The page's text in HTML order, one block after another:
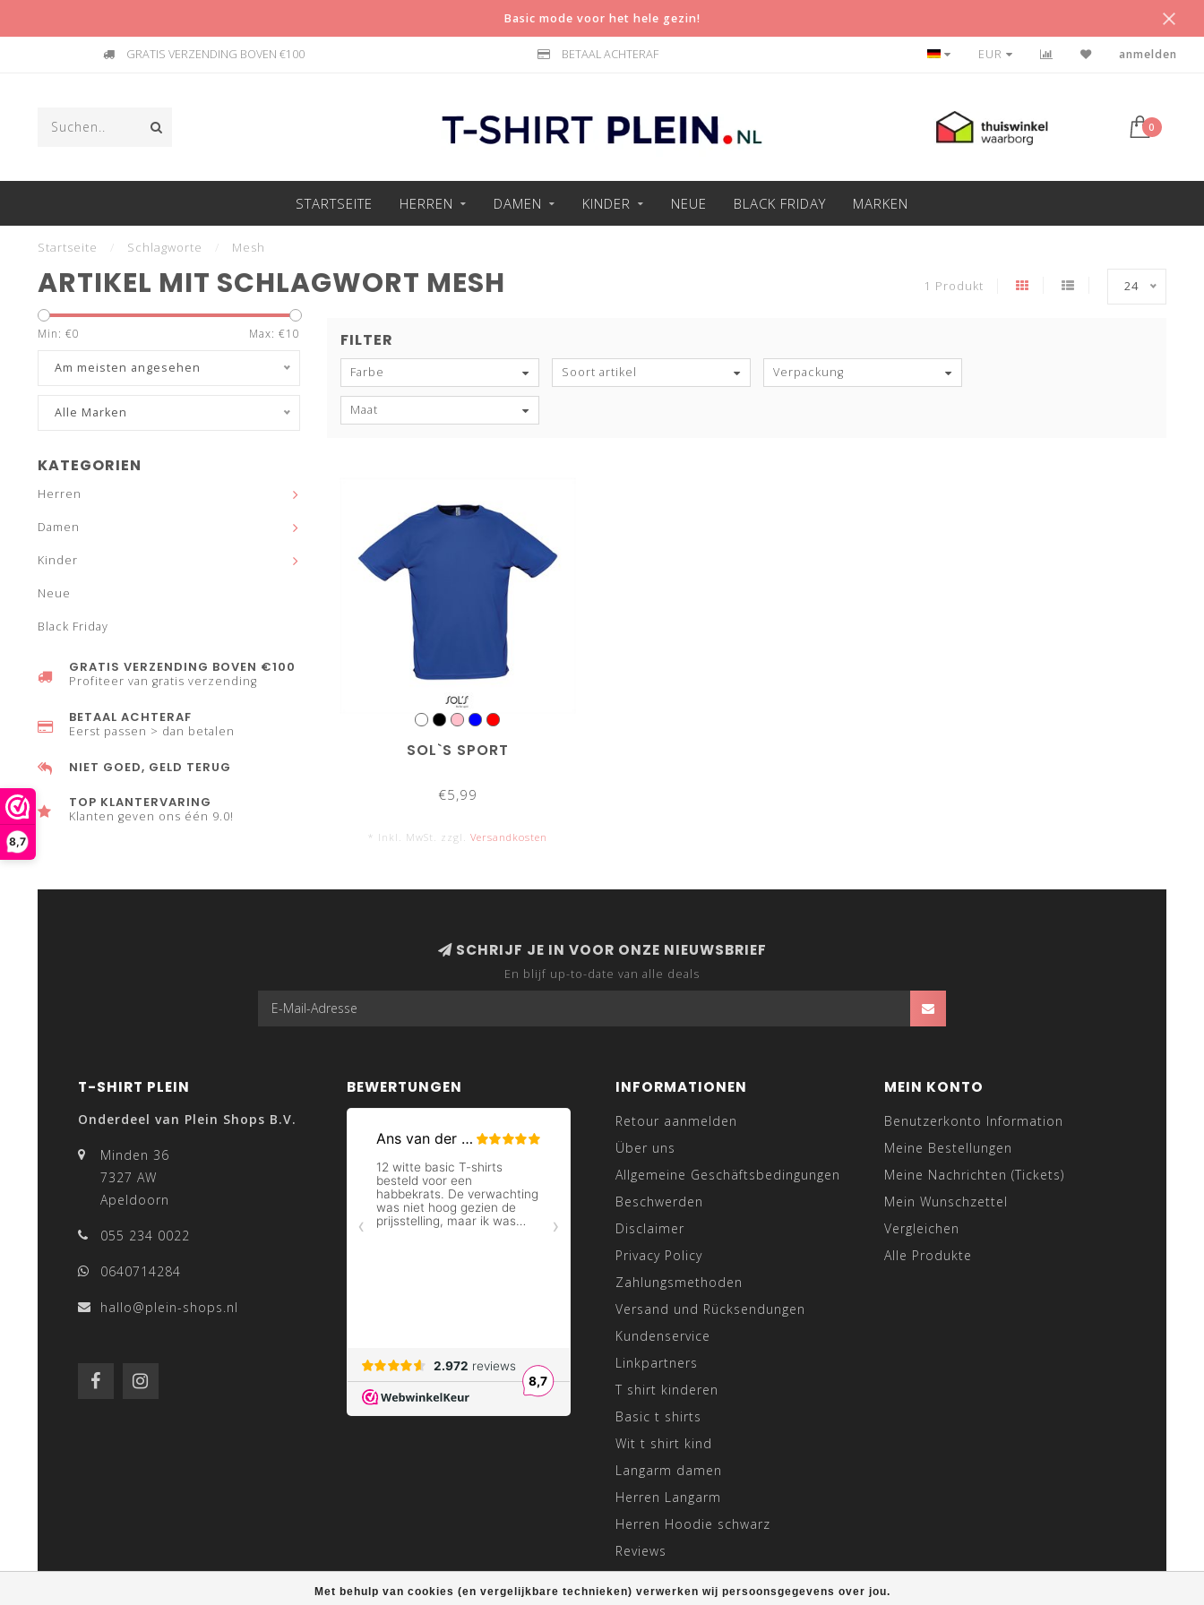
8,7
Basic mode voor het hele gezin!
GRATIS VERZENDING BOVEN €100 BETAAL ACHTERAF VEEL SHIRTS VOOR WEINIG GELD
EUR anmelden
0
STARTSEITE HERREN DAMEN KINDER NEUE BLACK FRIDAY MARKEN
Startseite Schlagworte Mesh
ARTIKEL MIT SCHLAGWORT MESH 1 Produkt 24
Min: €0 Max: €10
Am meisten angesehen
Alle Marken
KATEGORIEN
Herren
Damen
Kinder
Neue
Black Friday
GRATIS VERZENDING BOVEN €100
Profiteer van gratis verzending
BETAAL ACHTERAF
Eerst passen > dan betalen
NIET GOED, GELD TERUG
TOP KLANTERVARING
Klanten geven ons één 9.0!
FILTER
Farbe Soort artikel Verpackung
Maat
SOL`S SPORT
€5,99
* Inkl. MwSt. zzgl.Versandkosten
Met behulp van cookies (en vergelijkbare technieken) verwerken wij persoonsgegevens over jou.
SCHRIJF JE IN VOOR ONZE NIEUWSBRIEF
En blijf up-to-date van alle deals
T-SHIRT PLEIN
Onderdeel van Plein Shops B.V.
Minden 36
7327 AW
Apeldoorn
055 234 0022
0640714284
hallo@plein-shops.nl
BEWERTUNGEN INFORMATIONEN
Retour aanmelden
Über uns
Allgemeine Geschäftsbedingungen
Beschwerden
Disclaimer
Privacy Policy
Zahlungsmethoden
Versand und Rücksendungen
Kundenservice
Linkpartners
T shirt kinderen
Basic t shirts
Wit t shirt kind
Langarm damen
Herren Langarm
Herren Hoodie schwarz
Reviews
MEIN KONTO
Benutzerkonto Information
Meine Bestellungen
Meine Nachrichten (Tickets)
Mein Wunschzettel
Vergleichen
Alle Produkte